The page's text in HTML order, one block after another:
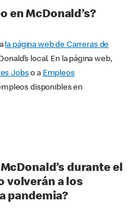
en McDonald’s?
la página web de Carreras de
local. En la página web,
Jobso a Empleos
disponibles en
durante el
volverán a los
pandemia?